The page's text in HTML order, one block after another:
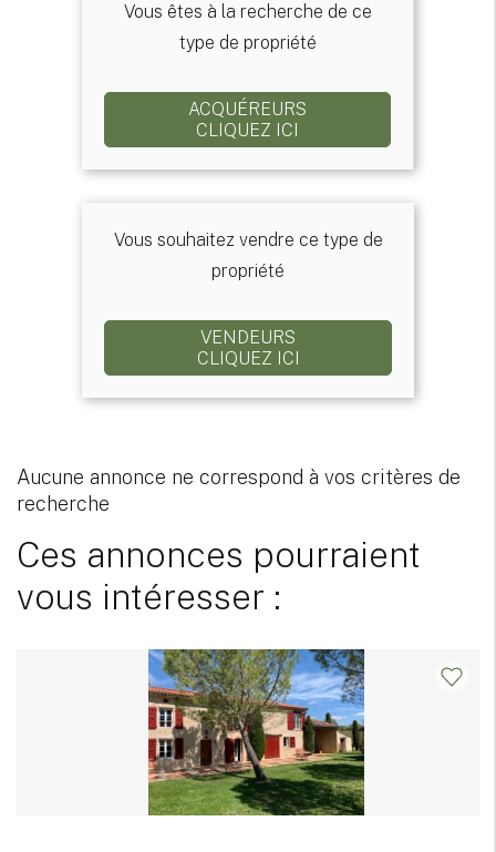
Vous êtes à la recherche de ce
type de propriété
ACQUÉREURS
CLIQUEZ ICI
Vous souhaitez vendre ce type de
propriété
VENDEURS
CLIQUEZ ICI
Aucune annonce ne correspond à vos critères de
recherche
Ces annonces pourraient
vous intéresser :